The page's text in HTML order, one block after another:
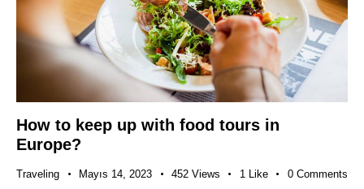
How to keep up with food tours in
Europe?
Traveling Mayıs 14, 2023 452 Views 1 Like 0 Comments